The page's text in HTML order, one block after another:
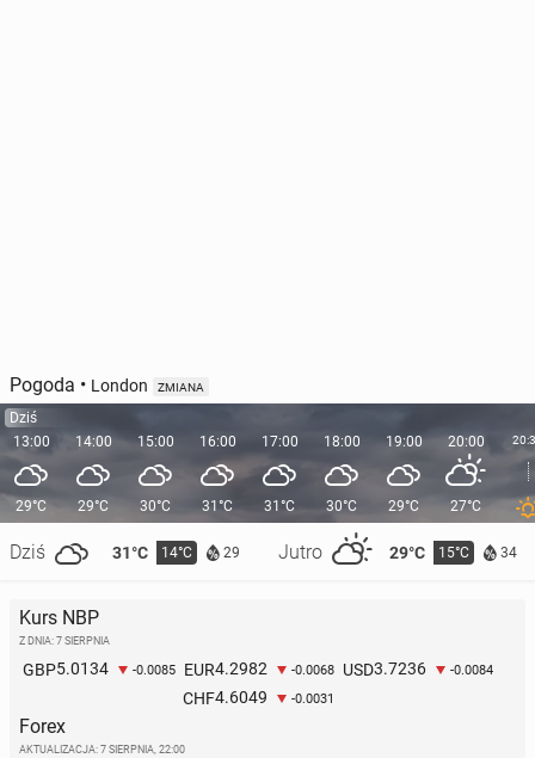
Pogoda • London ZMIANA
Dziś
13:00
29°C
Dziś 31°C 14°C 29 Jutro 29°C 15°C 34
14:00
29°C
15:00
30°C
16:00
31°C
17:00
31°C
18:00
30°C
19:00
29°C
20:00
27°C
Kurs NBP
Z DNIA: 7 SIERPNIA
GBP5.0134 -0.0085 EUR4.2982 -0.0068 USD3.7236 -0.0084
CHF4.6049 -0.0031
Forex
AKTUALIZACJA: 7 SIERPNIA, 22:00